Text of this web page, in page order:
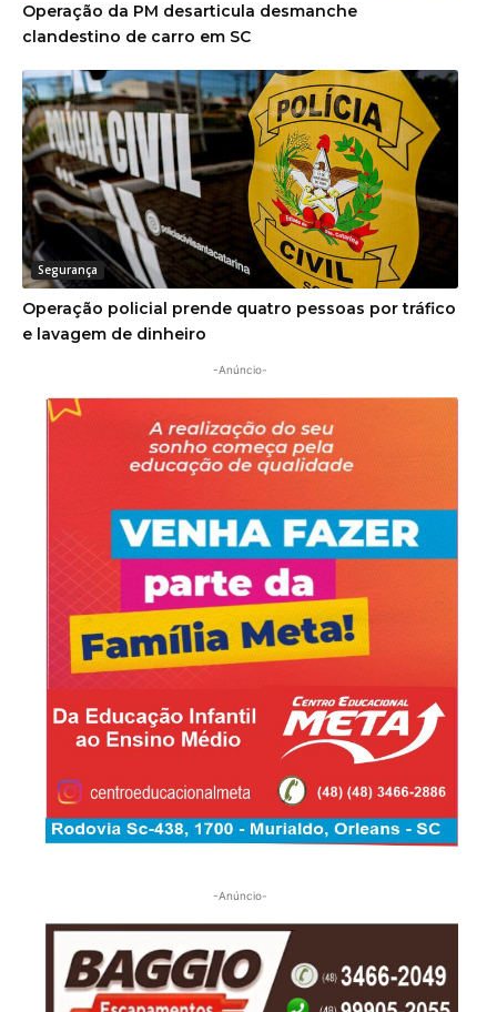
Operação da PM desarticula desmanche
clandestino de carro em SC
Segurança
Operação policial prende quatro pessoas por tráfico
e lavagem de dinheiro
-Anúncio-
-Anúncio-